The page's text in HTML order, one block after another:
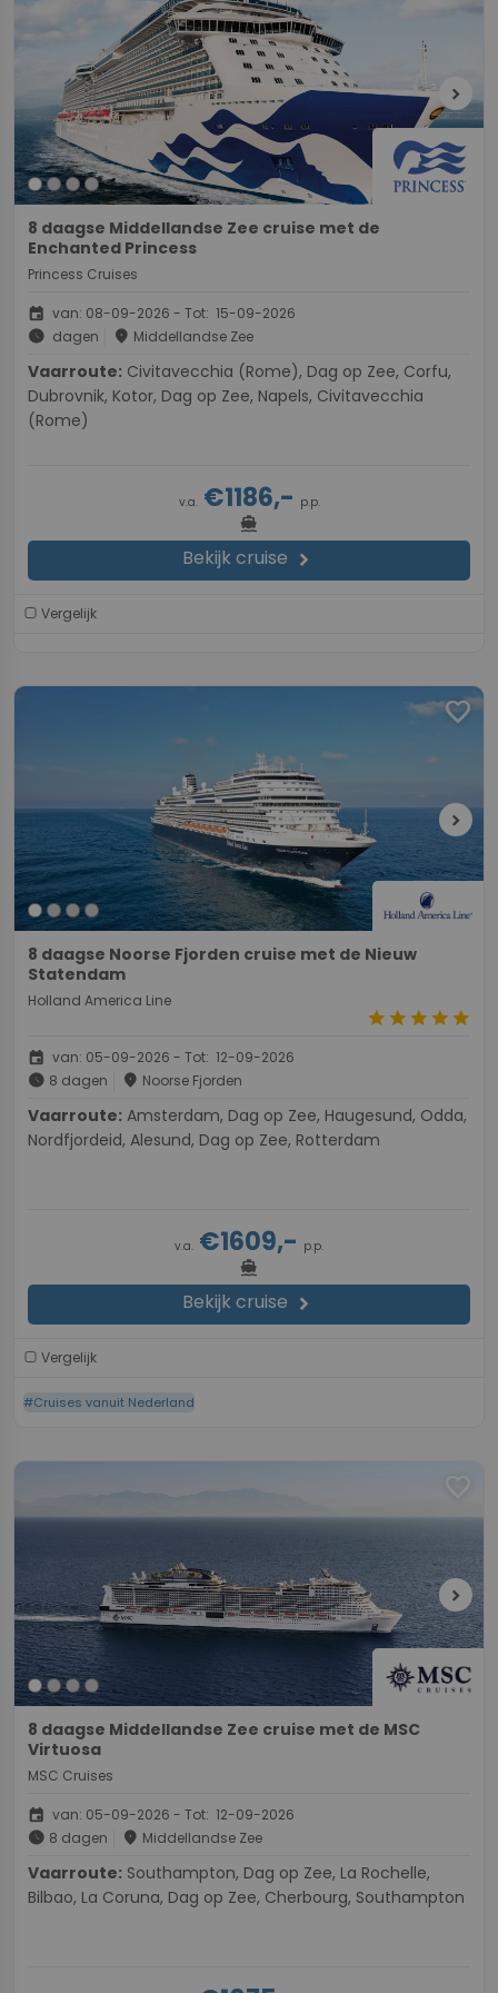
chevron_right
8 daagse Middellandse Zee cruise met de
Enchanted Princess
Princess Cruises
event van: 08-09-2026 - Tot: 15-09-2026
schedule dagen place Middellandse Zee
Vaarroute:
Dubrovnik, Kotor, Dag op Zee, Napels, Civitavecchia
(Rome)
v.a.€1186,- p.p.
directions_boat
Bekijk cruise chevron_right
Vergelijk
favorite
chevron_right
8 daagse Noorse Fjorden cruise met de Nieuw
Statendam
Holland America Line
starstarstarstarstar
event van: 05-09-2026 - Tot: 12-09-2026
schedule 8 dagen place Noorse Fjorden
Vaarroute:
Nordfjordeid, Alesund, Dag op Zee, Rotterdam
v.a. €1609,- p.p.
directions_boat
Bekijk cruise chevron_right
Vergelijk
#Cruises vanuit Nederland
chevron_right
8 daagse Middellandse Zee cruise met de MSC
Virtuosa
MSC Cruises
event van: 05-09-2026 - Tot: 12-09-2026
schedule 8 dagen place Middellandse Zee
Vaarroute:
Bilbao, La Coruna, Dag op Zee, Cherbourg, Southampton